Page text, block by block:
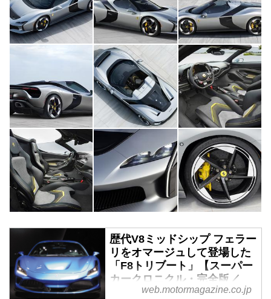
歴代V8ミッドシップ フェラー
リをオマージュして登場した
「F8トリブート」【スーパー
カークロニクル・完全版／
071】 - Webモーターマガジ
web.motormagazine.co.jp